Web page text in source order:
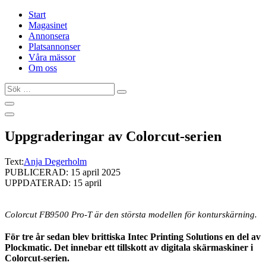
Start
Magasinet
Annonsera
Platsannonser
Våra mässor
Om oss
Sök
…
Uppgraderingar av Colorcut-serien
Text:Anja Degerholm
PUBLICERAD: 15 april 2025
UPPDATERAD: 15 april
Colorcut FB9500 Pro-T är den största modellen för konturskärning.
För tre år sedan blev brittiska Intec Printing Solutions en del av
Plockmatic. Det innebar ett tillskott av digitala skärmaskiner i
Colorcut-serien.